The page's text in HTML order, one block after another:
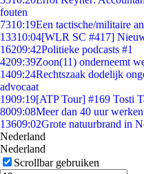
fouten
7310:19Een tactische/militaire
13310:04[WLR SC #417]
16209:42Politieke podcasts #1
4209:39Zoon(11) onderneemt
1409:24Rechtszaak dodelijk
advocaat
1909:19[ATP Tour] #169 Tosti
8009:08Meer dan 40 uur
13609:02Grote natuurbrand in
Nederland
Nederland
Scrollbar gebruiken